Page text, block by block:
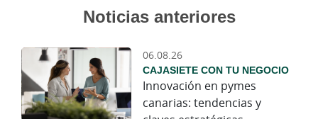
Noticias anteriores
06.08.26
CAJASIETE CON TU NEGOCIO
Innovación en pymes
canarias: tendencias y